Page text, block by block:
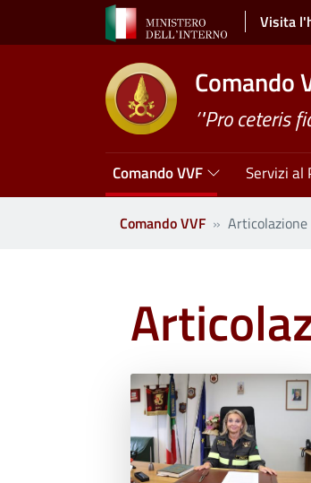
Salta al contenuto principale Visita
Comando
’"Pro ceteris
Navigazione
Comando VVF Servizi al
Comando VVF